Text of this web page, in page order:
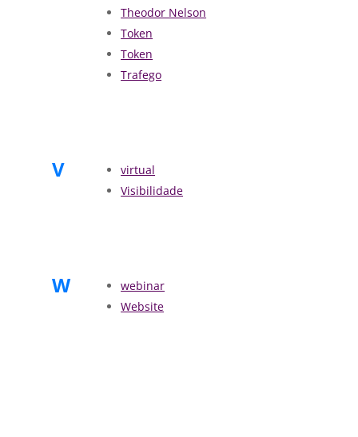
Theodor Nelson
Token
Token
Trafego
V
virtual
Visibilidade
W
webinar
Website